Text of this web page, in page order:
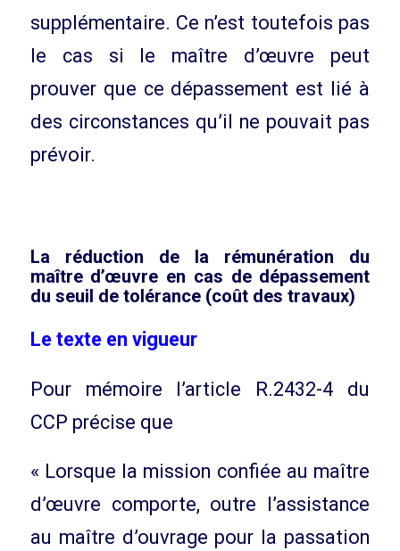
supplémentaire. Ce n’est toutefois pas
le cas si le maître d’œuvre peut
prouver que ce dépassement est lié à
des circonstances qu’il ne pouvait pas
prévoir.
La réduction de la rémunération du
maître d’œuvre en cas de dépassement
du seuil de tolérance (coût des travaux)
Le texte en vigueur
Pour mémoire l’article R.2432-4 du
CCP précise que
« Lorsque la mission confiée au maître
d’œuvre comporte, outre l’assistance
au maître d’ouvrage pour la passation